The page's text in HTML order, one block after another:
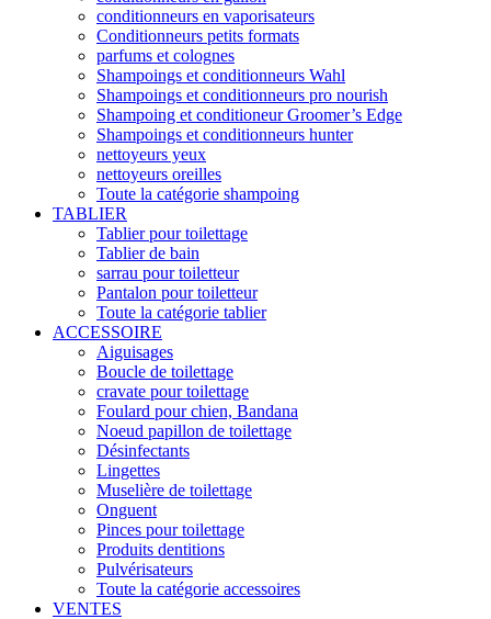
conditionneurs en vaporisateurs
Conditionneurs petits formats
parfums et colognes
Shampoings et conditionneurs Wahl
Shampoings et conditionneurs pro nourish
Shampoing et conditioneur Groomer’s Edge
Shampoings et conditionneurs hunter
nettoyeurs yeux
nettoyeurs oreilles
Toute la catégorie shampoing
TABLIER
Tablier pour toilettage
Tablier de bain
sarrau pour toiletteur
Pantalon pour toiletteur
Toute la catégorie tablier
ACCESSOIRE
Aiguisages
Boucle de toilettage
cravate pour toilettage
Foulard pour chien, Bandana
Noeud papillon de toilettage
Désinfectants
Lingettes
Muselière de toilettage
Onguent
Pinces pour toilettage
Produits dentitions
Pulvérisateurs
Toute la catégorie accessoires
VENTES